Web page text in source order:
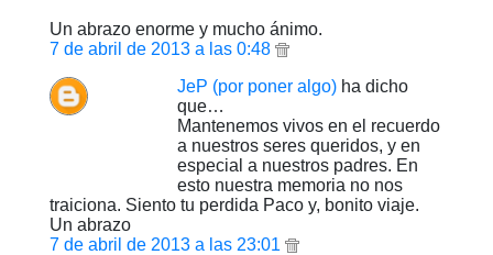
Un abrazo enorme y mucho ánimo.
7 de abril de 2013 a las 0:48
JeP (por poner algo) ha dicho
que…
Mantenemos vivos en el recuerdo
a nuestros seres queridos, y en
especial a nuestros padres. En
esto nuestra memoria no nos
traiciona. Siento tu perdida Paco y, bonito viaje.
Un abrazo
7 de abril de 2013 a las 23:01